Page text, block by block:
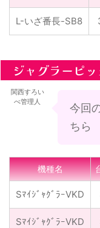
L-いざ番長-SB8
ジャグラーピ
関西すろい
べ管理人
今回
ちら
機種名
SﾏｲｼﾞｬｸﾞﾗｰVKD
SﾏｲｼﾞｬｸﾞﾗｰVKD